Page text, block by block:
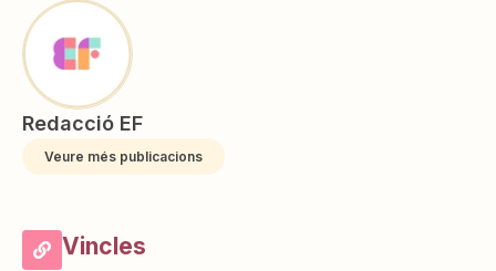
Redacció EF
Veure més publicacions
Vincles